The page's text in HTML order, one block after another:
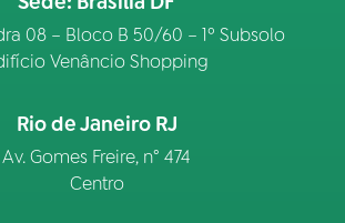
08 – Bloco B 50/60 – 1º Subsolo
Venâncio Shopping
Rio de Janeiro RJ
Av. Gomes Freire, n° 474
Centro